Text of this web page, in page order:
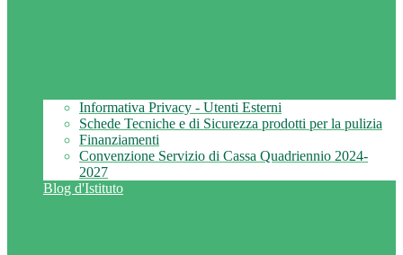
Informativa Privacy - Utenti Esterni
Schede Tecniche e di Sicurezza prodotti per la pulizia
Finanziamenti
Convenzione Servizio di Cassa Quadriennio 2024-
2027
Blog d'Istituto